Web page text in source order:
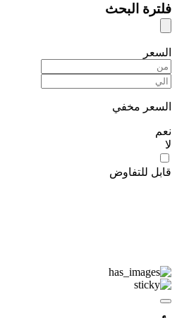
فلترة البحث
السعر
السعر مخفي
نعم
لا
قابل للتفاوض